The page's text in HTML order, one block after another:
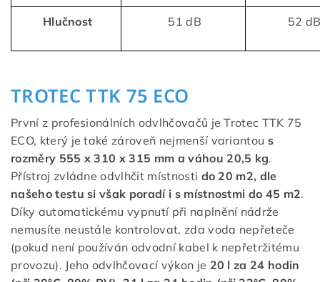
Hlučnost 51 dB 52
TROTEC TTK 75 ECO
První z profesionálních odvlhčovačů je Trotec TTK 75
ECO, který je také zároveň nejmenší variantou s
rozměry 555 x 310 x 315 mm a váhou 20,5 kg.
Přístroj zvládne odvlhčit místnosti do 20 m2, dle
našeho testu si však poradí i s místnostmi do 45 m2.
Díky automatickému vypnutí při naplnění nádrže
nemusíte neustále kontrolovat, zda voda nepřeteče
(pokud není používán odvodní kabel k nepřetržitému
provozu). Jeho odvlhčovací výkon je 20 l za 24 hodin